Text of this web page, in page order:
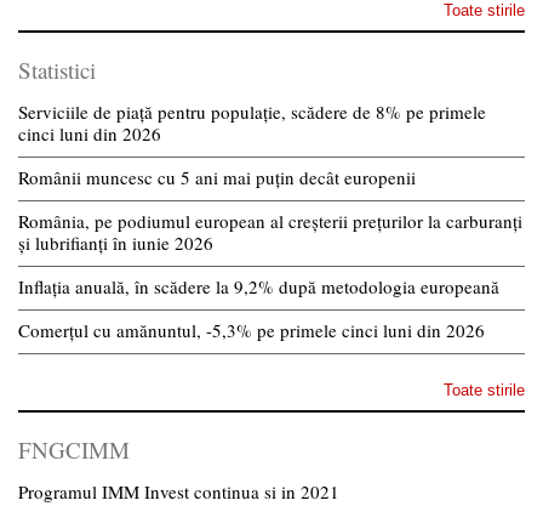
Toate stirile
Statistici
Serviciile de piață pentru populație, scădere de 8% pe primele
cinci luni din 2026
Românii muncesc cu 5 ani mai puțin decât europenii
România, pe podiumul european al creșterii prețurilor la carburanți
și lubrifianți în iunie 2026
Inflația anuală, în scădere la 9,2% după metodologia europeană
Comerțul cu amănuntul, -5,3% pe primele cinci luni din 2026
Toate stirile
FNGCIMM
Programul IMM Invest continua si in 2021